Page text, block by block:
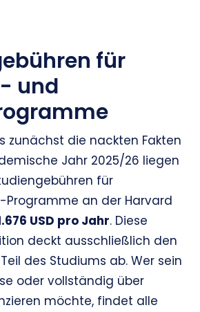
für
und
zunächst die nackten Fakten
Jahr 2025/26 liegen
für
an der Harvard
USD pro Jahr. Diese
deckt ausschließlich den
des Studiums ab. Wer sein
oder vollständig über
möchte, findet alle